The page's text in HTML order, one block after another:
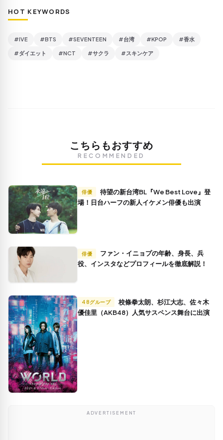
HOT KEYWORDS
#IVE #BTS #SEVENTEEN #台湾 #KPOP #香水
#ダイエット #NCT #サクラ #スキンケア
こちらもおすすめ
RECOMMENDED
俳優
場！日台ハーフの新人イケメン俳優も出演
俳優
役、インスタなどプロフィールを徹底解説！
48グループ
優佳里（AKB48）人気サスペンス舞台に出演
ADVERTISEMENT